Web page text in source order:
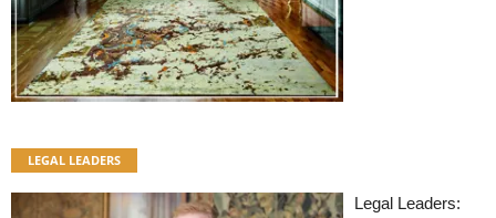
LEGAL LEADERS
Legal Leaders: